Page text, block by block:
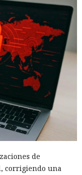
de
corrigiendo una